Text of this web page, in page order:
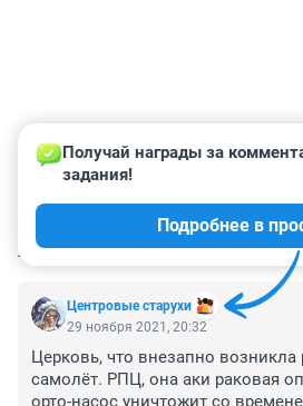
КОММЕНТАРИИ 35
Центровые старухи
Получай награды за
задания!
Подробнее в
29 ноября 2021, 20:32
Церковь, что внезапно возникла
самолёт. РПЦ, она аки раковая
орто-насос уничтожит со